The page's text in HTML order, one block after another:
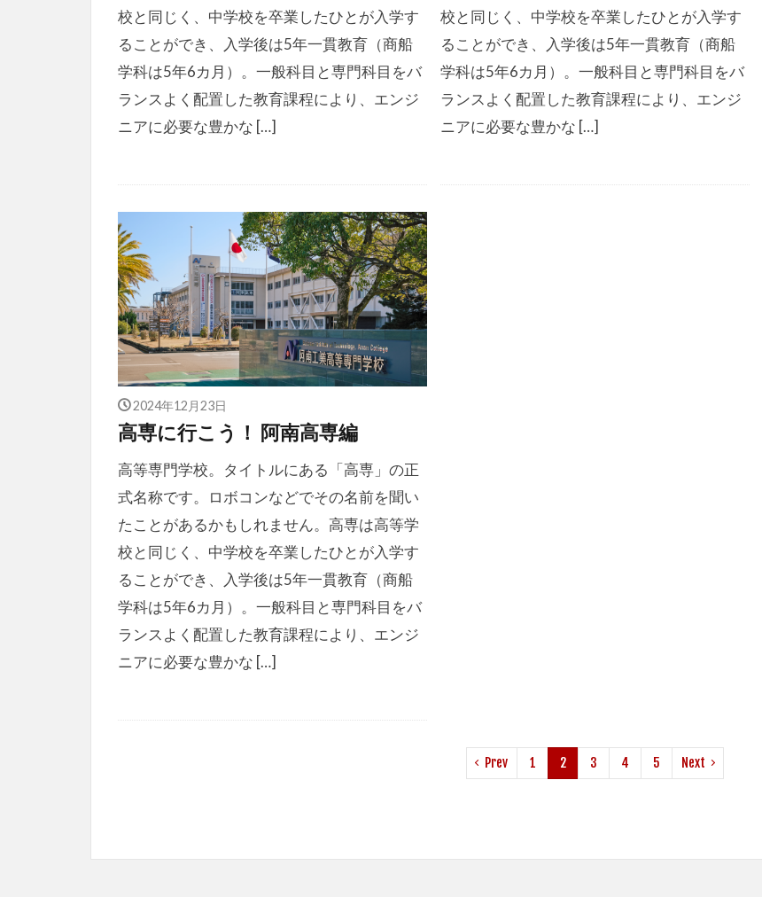
校と同じく、中学校を卒業したひとが入学す
ることができ、入学後は5年一貫教育（商船
学科は5年6カ月）。一般科目と専門科目をバ
ランスよく配置した教育課程により、エンジ
ニアに必要な豊かな […]
校と同じく、中学校を卒業したひとが入学す
ることができ、入学後は5年一貫教育（商船
学科は5年6カ月）。一般科目と専門科目をバ
ランスよく配置した教育課程により、エンジ
ニアに必要な豊かな […]
2024年12月23日
高専に行こう！ 阿南高専編
高等専門学校。タイトルにある「高専」の正
式名称です。ロボコンなどでその名前を聞い
たことがあるかもしれません。高専は高等学
校と同じく、中学校を卒業したひとが入学す
ることができ、入学後は5年一貫教育（商船
学科は5年6カ月）。一般科目と専門科目をバ
ランスよく配置した教育課程により、エンジ
ニアに必要な豊かな […]
Prev 1 2 3 4 5 Next